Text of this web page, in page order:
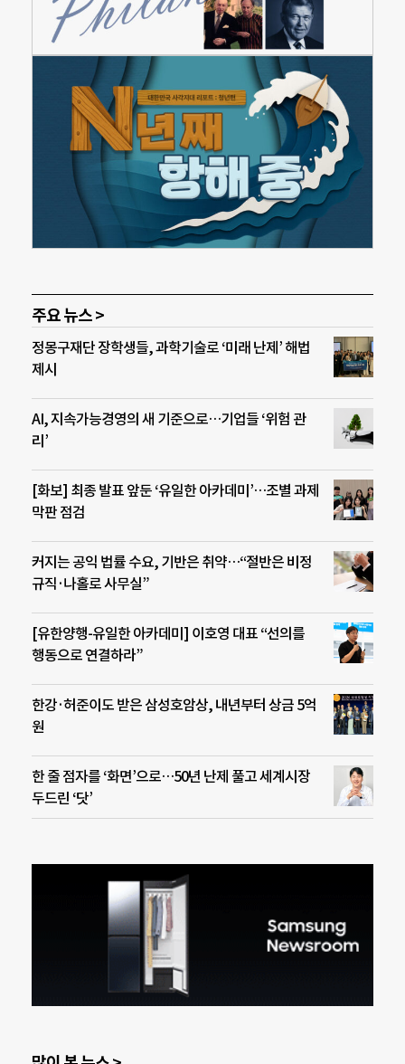
주요 뉴스 >
정몽구재단 장학생들, 과학기술로 ‘미래 난제’ 해법
제시
AI, 지속가능경영의 새 기준으로…기업들 ‘위험 관
리’
[화보] 최종 발표 앞둔 ‘유일한 아카데미’…조별 과제
막판 점검
커지는 공익 법률 수요, 기반은 취약…“절반은 비정
규직·나홀로 사무실”
[유한양행-유일한 아카데미] 이호영 대표 “선의를
행동으로 연결하라”
한강·허준이도 받은 삼성호암상, 내년부터 상금 5억
원
한 줄 점자를 ‘화면’으로…50년 난제 풀고 세계시장
두드린 ‘닷’